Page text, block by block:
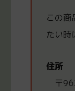
この商
たい
住所
〒